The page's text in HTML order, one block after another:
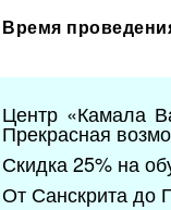
Время
Центр «Камала
Прекрасная
Скидка 25% на
От Санскрита до